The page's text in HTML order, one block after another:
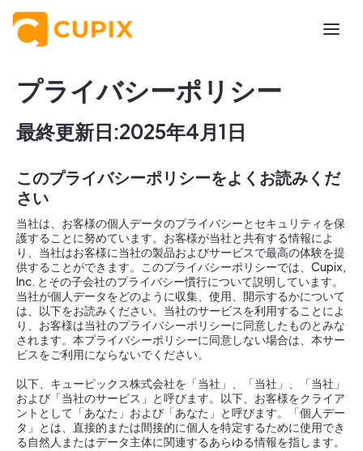
プライバシーポリシー
最終更新日:2025年4月1日
このプライバシーポリシーをよくお読みくだ
さい
当社は、お客様の個人データのプライバシーとセキュリティを保
護することに努めています。お客様が当社と共有する情報によ
り、当社はお客様に当社の製品およびサービスで最高の体験を提
供することができます。このプライバシーポリシーでは、Cupix,
Inc. とその子会社のプライバシー慣行について説明しています。
当社が個人データをどのように収集、使用、開示するかについて
は、以下をお読みください。当社のサービスを利用することによ
り、お客様は当社のプライバシーポリシーに同意したものとみな
されます。本プライバシーポリシーに同意しない場合は、本サー
ビスをご利用にならないでください。
以下、キューピックス株式会社を「当社」、「当社」、「当社」
および「当社のサービス」と呼びます。以下、お客様をクライア
ントとして「あなた」および「あなた」と呼びます。「個人デー
タ」とは、直接的または間接的に個人を特定するために使用でき
る自然人またはデータ主体に関連するあらゆる情報を指します。